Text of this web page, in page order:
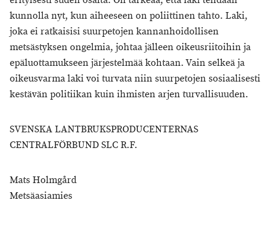
kunnolla nyt, kun aiheeseen on poliittinen tahto. Laki,
joka ei ratkaisisi suurpetojen kannanhoidollisen
metsästyksen ongelmia, johtaa jälleen oikeusriitoihin ja
epäluottamukseen järjestelmää kohtaan. Vain selkeä ja
oikeusvarma laki voi turvata niin suurpetojen sosiaalisesti
kestävän politiikan kuin ihmisten arjen turvallisuuden.
SVENSKA LANTBRUKSPRODUCENTERNAS
CENTRALFÖRBUND SLC R.F.
Mats Holmgård
Metsäasiamies